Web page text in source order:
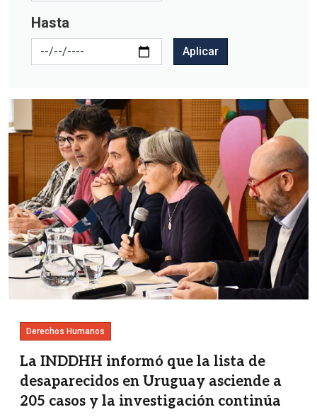
Hasta
Aplicar
Imagen
Derechos Humanos
La INDDHH informó que la lista de
desaparecidos en Uruguay asciende a
205 casos y la investigación continúa